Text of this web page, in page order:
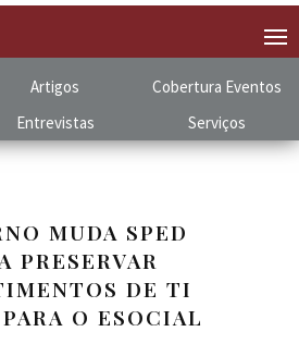
Artigos Cobertura Eventos
Entrevistas Serviços
MUDA SPED
PRESERVAR
DE TI
O ESOCIAL